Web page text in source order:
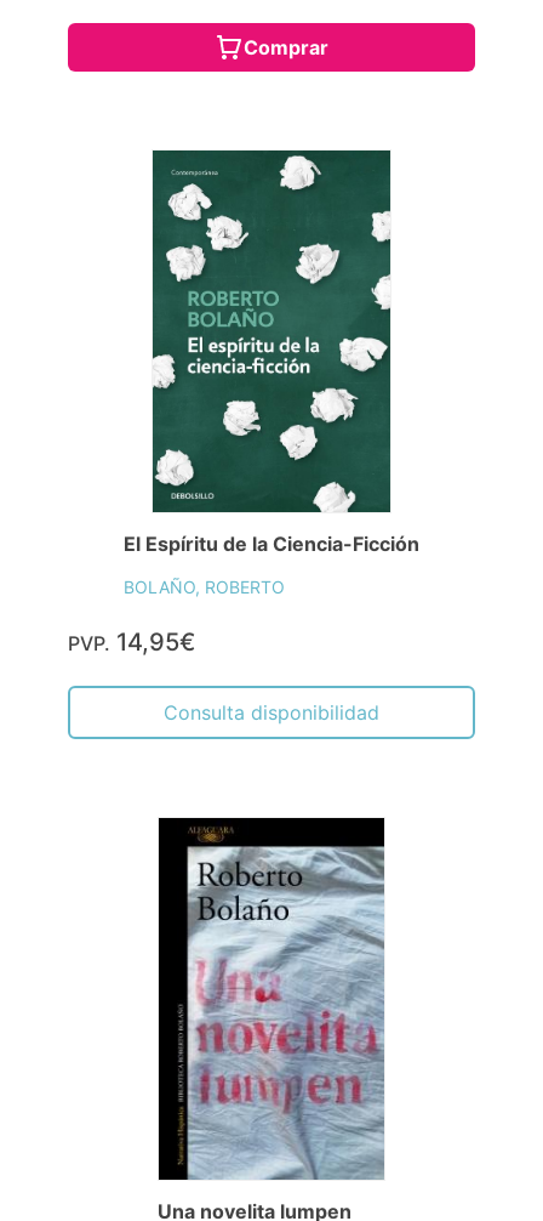
Comprar
El Espíritu de la Ciencia-Ficción
BOLAÑO, ROBERTO
PVP. 14,95€
Consulta disponibilidad
Una novelita lumpen